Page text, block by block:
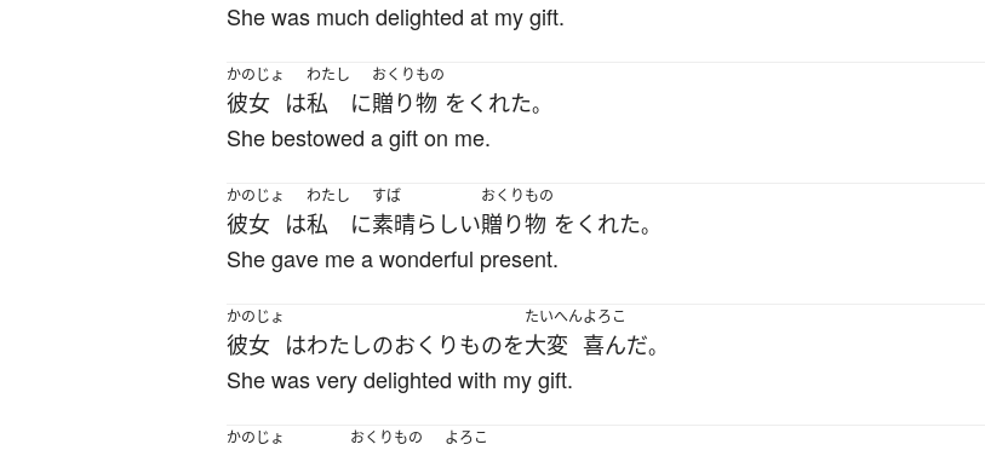
She was much delighted at my gift.
かのじょ
彼女 は
わたし
私 に
おくりもの
贈り物 を くれた。
She bestowed a gift on me.
かのじょ
彼女 は
わたし
私 に
すば
素晴らしい
おくりもの
贈り物 を くれた。
She gave me a wonderful present.
かのじょ
彼女 はわたしのおくりものを
たいへん
大変
よろこ
喜んだ。
She was very delighted with my gift.
かのじょ
おくりもの よろこ